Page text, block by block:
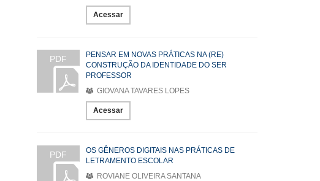
Acessar
PDF
PENSAR EM NOVAS PRÁTICAS NA (RE)
CONSTRUÇÃO DA IDENTIDADE DO SER
PROFESSOR
GIOVANA TAVARES LOPES
Acessar
PDF
OS GÊNEROS DIGITAIS NAS PRÁTICAS DE
LETRAMENTO ESCOLAR
ROVIANE OLIVEIRA SANTANA